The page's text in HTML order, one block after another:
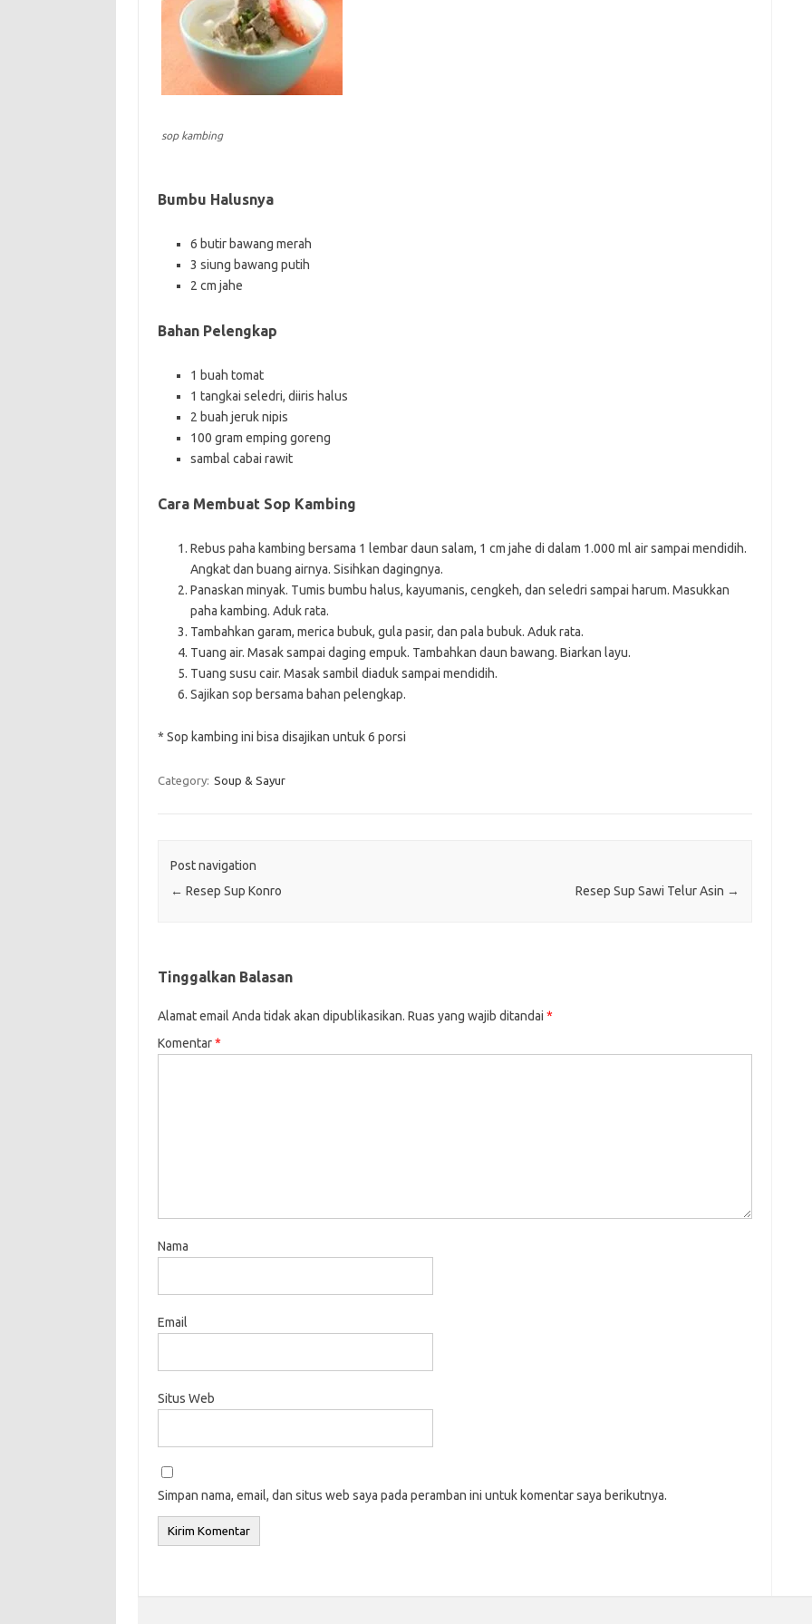
sop kambing
Bumbu Halusnya
6 butir bawang merah
3 siung bawang putih
2 cm jahe
Bahan Pelengkap
1 buah tomat
1 tangkai seledri, diiris halus
2 buah jeruk nipis
100 gram emping goreng
sambal cabai rawit
Cara Membuat Sop Kambing
Rebus paha kambing bersama 1 lembar daun salam, 1 cm jahe di dalam 1.000 ml air sampai mendidih.
Angkat dan buang airnya. Sisihkan dagingnya.
Panaskan minyak. Tumis bumbu halus, kayumanis, cengkeh, dan seledri sampai harum. Masukkan
paha kambing. Aduk rata.
Tambahkan garam, merica bubuk, gula pasir, dan pala bubuk. Aduk rata.
Tuang air. Masak sampai daging empuk. Tambahkan daun bawang. Biarkan layu.
Tuang susu cair. Masak sambil diaduk sampai mendidih.
Sajikan sop bersama bahan pelengkap.
* Sop kambing ini bisa disajikan untuk 6 porsi
Category: Soup & Sayur
Post navigation
← Resep Sup Konro Resep Sup Sawi Telur Asin →
Tinggalkan Balasan
Alamat email Anda tidak akan dipublikasikan. Ruas yang wajib ditandai *
Komentar*
Nama
Email
Situs Web
Simpan nama, email, dan situs web saya pada peramban ini untuk komentar saya berikutnya.